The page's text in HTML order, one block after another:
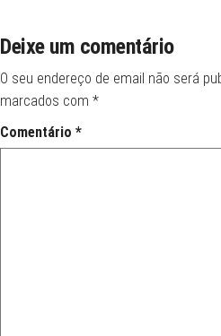
Deixe um comentário
O seu endereço de email não será
marcados com *
Comentário *